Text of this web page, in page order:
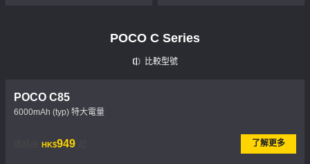
POCO C Series
比較型號
POCO C85
6000mAh (typ) 特大電量
HK$949
現價 HK$949 了解更多